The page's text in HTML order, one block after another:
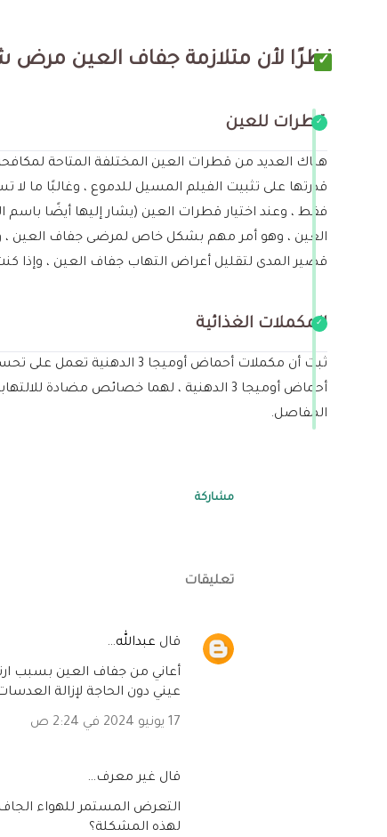
نظرًا لأن متلازمة جفاف العين مرض
قطرات للعين
هناك العديد من قطرات العين المختلفة المتاحة
قدرتها على تثبيت الفيلم المسيل للدموع ، وغالبًا ما
فقط ، وعند اختيار قطرات العين (يشار إليها أيضًا
العين ، وهو أمر مهم بشكل خاص لمرضى جفاف العين
قصير المدى لتقليل أعراض التهاب جفاف العين ، وإذا
المكملات الغذائية
المفاصل.
مشاركة
تعليقات
‏قال عبدالله…
أعاني من جفاف العين بسبب
عيني دون الحاجة لإزالة
17 يونيو 2024 في 2:24 ص
‏قال غير معرف…
التعرض المستمر للهواء
لهذه المشكلة؟